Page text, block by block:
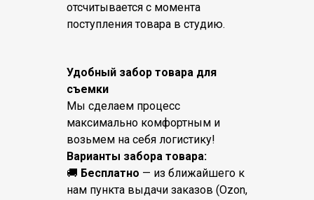
Удобный забор товара для
съемки
Мы сделаем процесс
максимально комфортным и
возьмем на себя логистику!
Варианты забора товара:
🚚 Бесплатно — из ближайшего к
нам пункта выдачи заказов (Ozon,
отсчитывается с момента
поступления товара в студию.